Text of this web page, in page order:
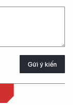
Gửi ý kiến